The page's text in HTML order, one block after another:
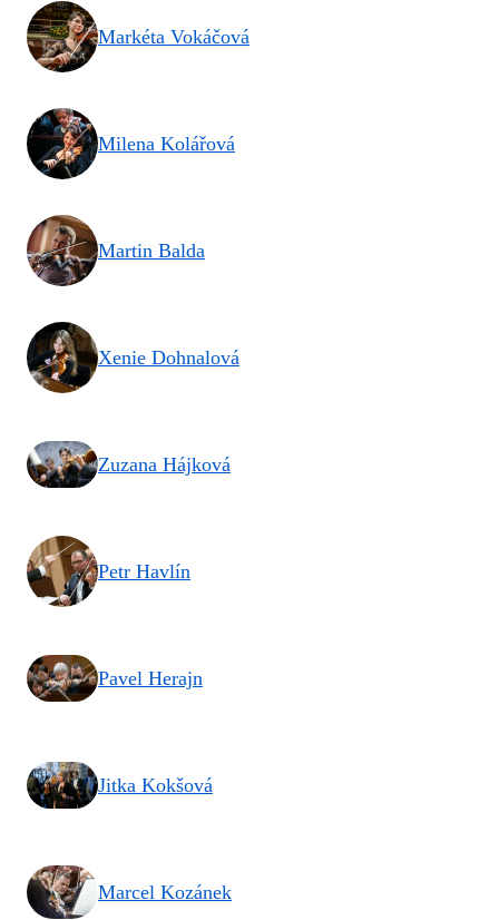
Markéta Vokáčová
Milena Kolářová
Martin Balda
Xenie Dohnalová
Zuzana Hájková
Petr Havlín
Pavel Herajn
Jitka Kokšová
Marcel Kozánek